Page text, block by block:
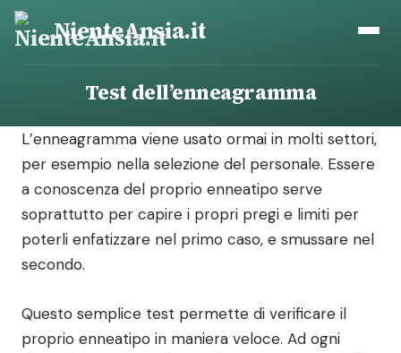
Vai
NienteAnsia.it
Test dell’enneagramma
L’enneagramma viene usato ormai in molti settori,
per esempio nella selezione del personale. Essere
a conoscenza del proprio enneatipo serve
soprattutto per capire i propri pregi e limiti per
poterli enfatizzare nel primo caso, e smussare nel
secondo.
Questo semplice test permette di verificare il
proprio enneatipo in maniera veloce. Ad ogni